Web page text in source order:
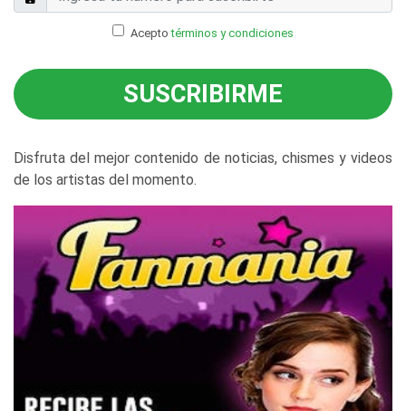
Aceptotérminos y condiciones
SUSCRIBIRME
Disfruta del mejor contenido de noticias, chismes y videos
de los artistas del momento.